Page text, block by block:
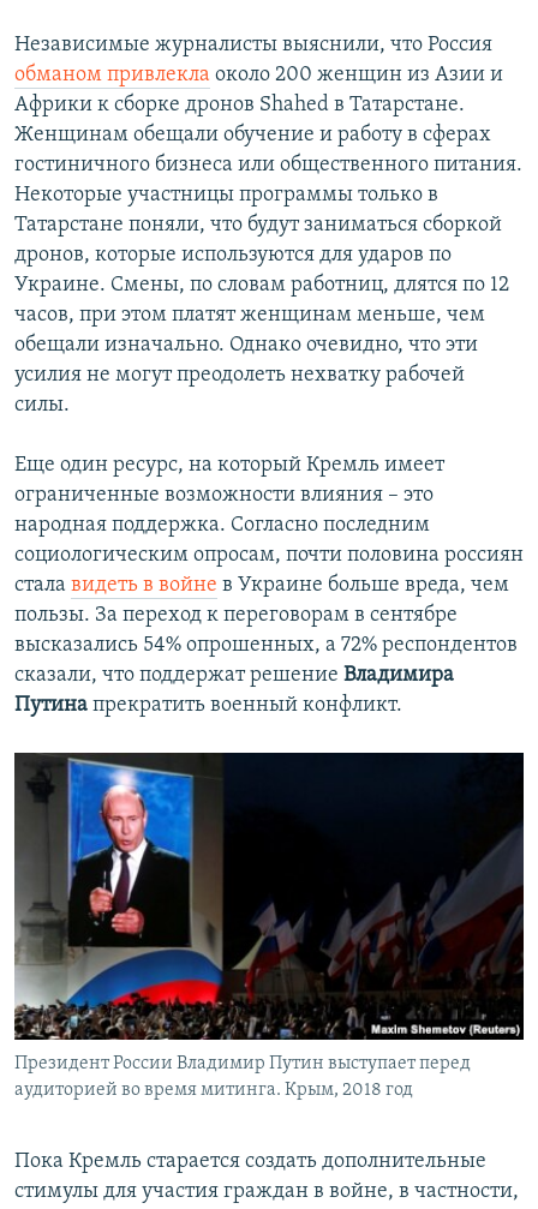
Независимые журналисты выяснили, что Россия
обманом привлекла около 200 женщин из Азии и
Африки к сборке дронов Shahed в Татарстане.
Женщинам обещали обучение и работу в сферах
гостиничного бизнеса или общественного питания.
Некоторые участницы программы только в
Татарстане поняли, что будут заниматься сборкой
дронов, которые используются для ударов по
Украине. Смены, по словам работниц, длятся по 12
часов, при этом платят женщинам меньше, чем
обещали изначально. Однако очевидно, что эти
усилия не могут преодолеть нехватку рабочей
силы.
Еще один ресурс, на который Кремль имеет
ограниченные возможности влияния – это
народная поддержка. Согласно последним
социологическим опросам, почти половина россиян
стала видеть в войне в Украине больше вреда, чем
пользы. За переход к переговорам в сентябре
высказались 54% опрошенных, а 72% респондентов
сказали, что поддержат решение Владимира
Путина прекратить военный конфликт.
Президент России Владимир Путин выступает перед
аудиторией во время митинга. Крым, 2018 год
Пока Кремль старается создать дополнительные
стимулы для участия граждан в войне, в частности,